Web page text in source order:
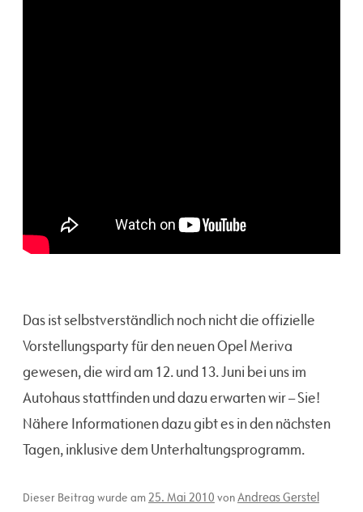
Das ist selbstverständlich noch nicht die offizielle
Vorstellungsparty für den neuen Opel Meriva
gewesen, die wird am 12. und 13. Juni bei uns im
Autohaus stattfinden und dazu erwarten wir – Sie!
Nähere Informationen dazu gibt es in den nächsten
Tagen, inklusive dem Unterhaltungsprogramm.
Dieser Beitrag wurde am25. Mai 2010 vonAndreas Gerstel